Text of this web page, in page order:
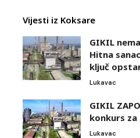
Vijesti iz Koksare
GIKIL
Hitna
ključ
Lukavac
GIKIL
konkurs
Lukavac